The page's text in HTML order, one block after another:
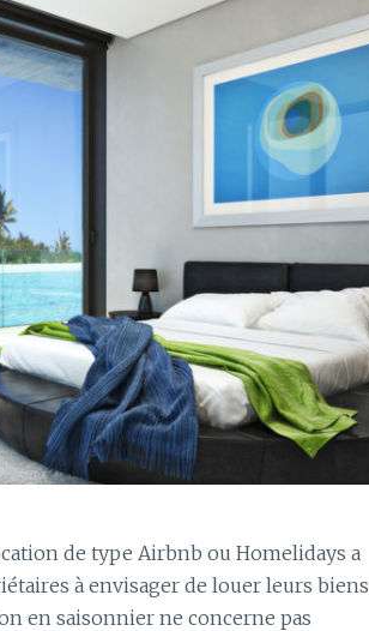
de type Airbnb ou Homelidays a
à envisager de louer leurs biens
en saisonnier ne concerne pas